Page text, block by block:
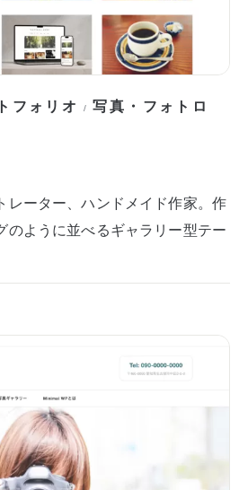
フォリオ /写真・フォトロ
レーター、ハンドメイド作家。作
のように並べるギャラリー型テー